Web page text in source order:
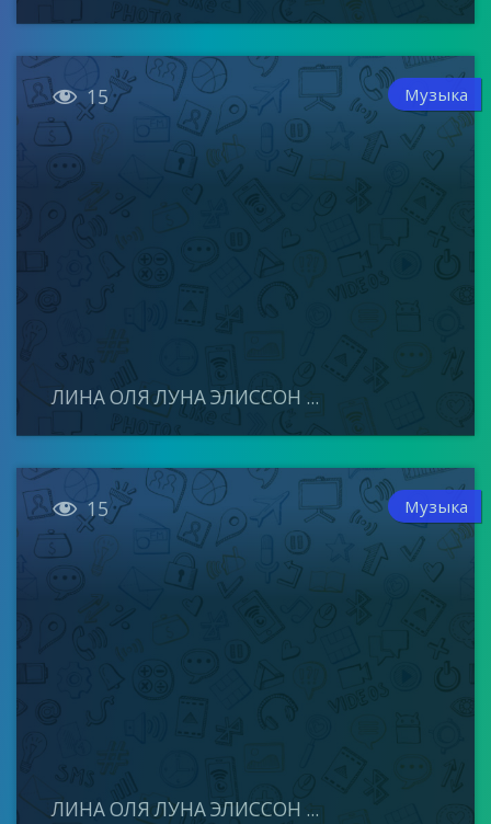
 15 Музыка
ЛИНА ОЛЯ ЛУНА ЭЛИССОН ...
 15 Музыка
ЛИНА ОЛЯ ЛУНА ЭЛИССОН ...